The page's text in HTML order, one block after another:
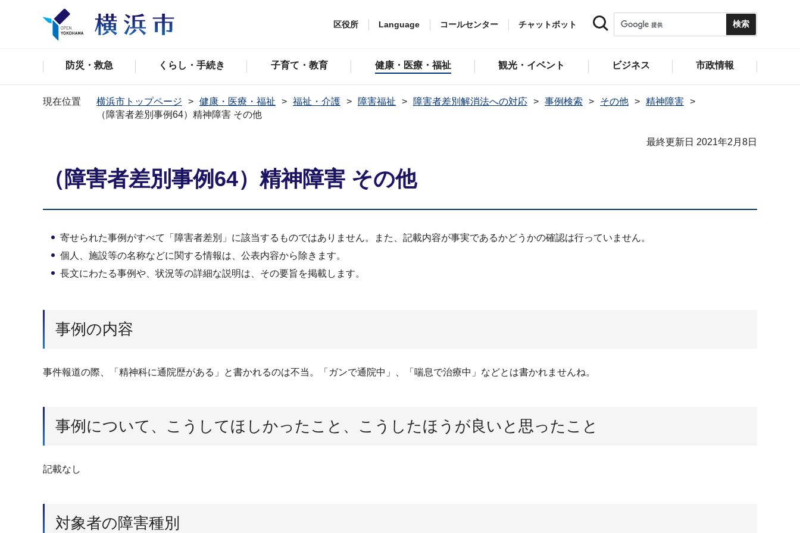
区役所 Language コールセンター チャットボット
防災・救急 くらし・手続き 子育て・教育 健康・医療・福祉 観光・イベント ビジネス 市政情報
現在位置 横浜市トップページ 健康・医療・福祉 福祉・介護 障害福祉 障害者差別解消法への対応 事例検索 その他
精神障害
（障害者差別事例64）精神障害 その他
最終更新日 2021年2月8日
（障害者差別事例64）精神障害 その他
寄せられた事例がすべて「障害者差別」に該当するものではありません。また、記載内容が事実であるかどうかの確認は行っていません。
個人、施設等の名称などに関する情報は、公表内容から除きます。
長文にわたる事例や、状況等の詳細な説明は、その要旨を掲載します。
事例の内容
事件報道の際、「精神科に通院歴がある」と書かれるのは不当。「ガンで通院中」、「喘息で治療中」などとは書かれませんね。
事例について、こうしてほしかったこと、こうしたほうが良いと思ったこと
記載なし
対象者の障害種別